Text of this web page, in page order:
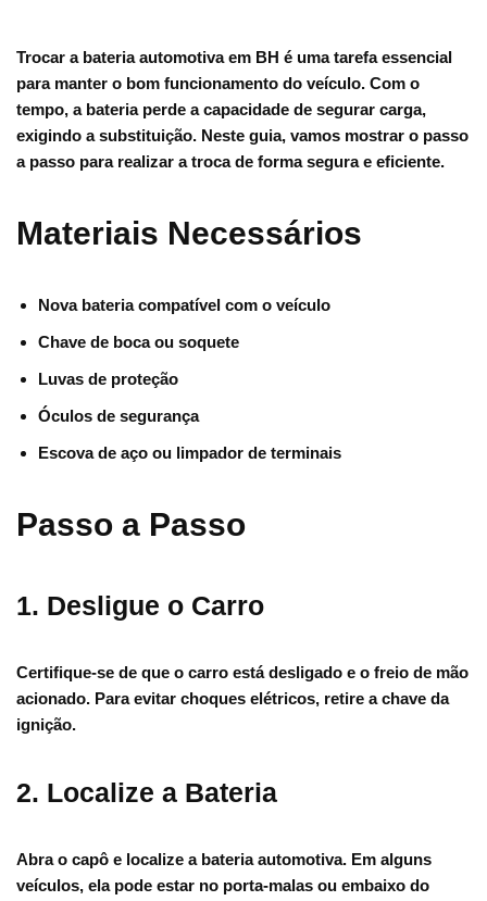
Trocar a bateria automotiva em BH é uma tarefa essencial
para manter o bom funcionamento do veículo. Com o
tempo, a bateria perde a capacidade de segurar carga,
exigindo a substituição. Neste guia, vamos mostrar o passo
a passo para realizar a troca de forma segura e eficiente.
Materiais Necessários
Nova bateria compatível com o veículo
Chave de boca ou soquete
Luvas de proteção
Óculos de segurança
Escova de aço ou limpador de terminais
Passo a Passo
1. Desligue o Carro
Certifique-se de que o carro está desligado e o freio de mão
acionado. Para evitar choques elétricos, retire a chave da
ignição.
2. Localize a Bateria
Abra o capô e localize a bateria automotiva. Em alguns
veículos, ela pode estar no porta-malas ou embaixo do